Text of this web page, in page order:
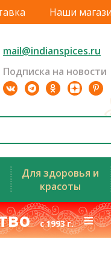
Наши
mail@indianspices.ru
Подписка на новости
Для здоровья и
красоты
с 1993 г.≡